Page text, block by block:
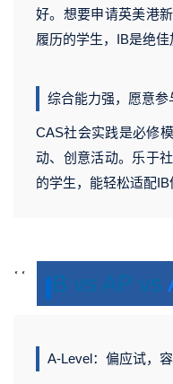
好。想要申请英美港
履历的学生，IB是绝佳
综合能力强，愿意参
CAS社会实践是必修
动、创意活动。乐于
的学生，能轻松适配IB
<< IB vs AP vs
A-Level：偏应试，